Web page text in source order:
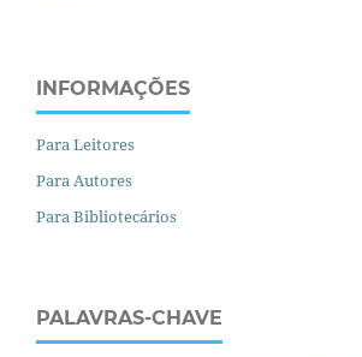
INFORMAÇÕES
Para Leitores
Para Autores
Para Bibliotecários
PALAVRAS-CHAVE